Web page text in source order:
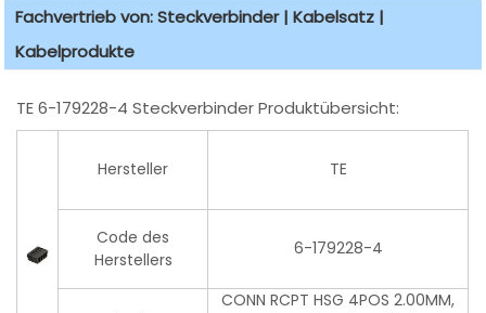
Fachvertrieb von: Steckverbinder | Kabelsatz |
Kabelprodukte
TE 6-179228-4 Steckverbinder Produktübersicht:
Hersteller TE
Code des
Herstellers
6-179228-4
CONN RCPT HSG 4POS 2.00MM,